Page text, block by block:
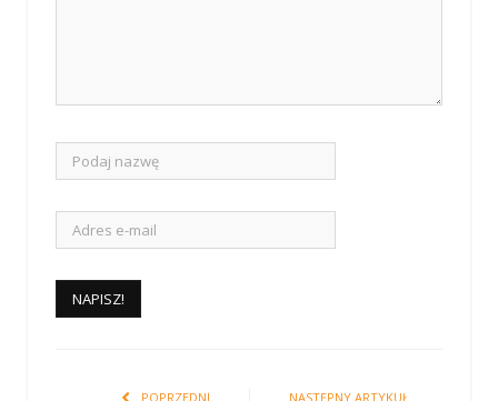
POPRZEDNI NASTĘPNY ARTYKUŁ